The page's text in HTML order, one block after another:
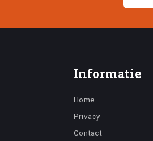
Informatie
Home
Privacy
Contact